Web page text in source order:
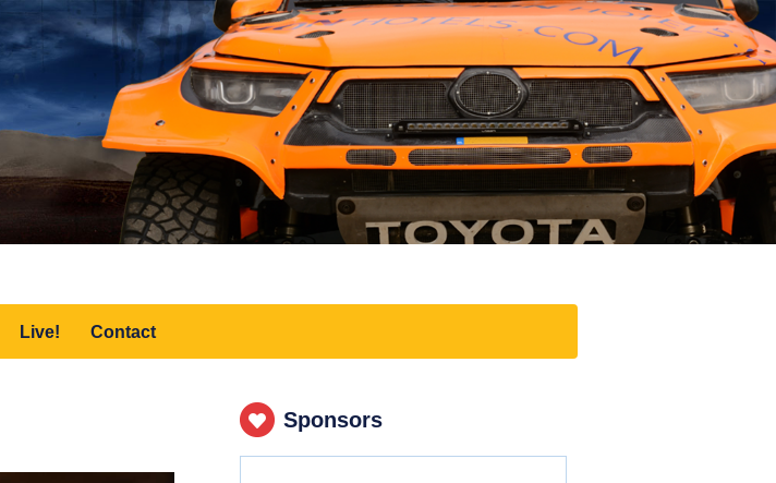
Live! Contact
Sponsors